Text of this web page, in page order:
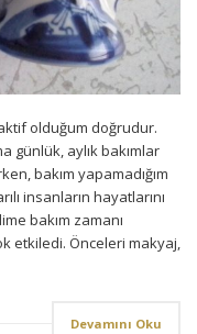
olduğum doğrudur.
günlük, aylık bakımlar
bakım yapamadığım
insanların hayatlarını
bakım zamanı
etkiledi. Önceleri makyaj,
Devamını Oku